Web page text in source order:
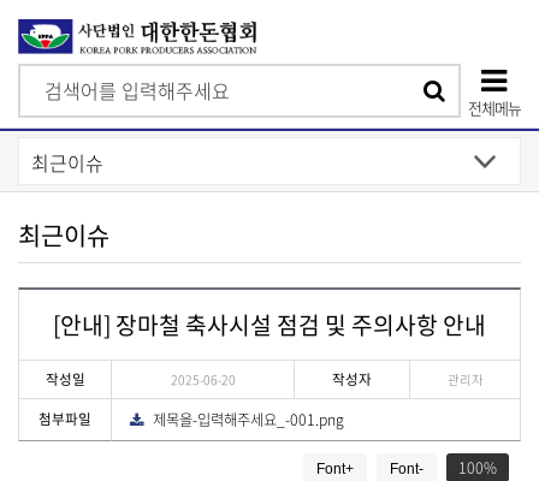
색
전체메뉴
상
단
모
바
일
뉴
최근이슈
[안내] 장마철 축사시설 점검 및 주의사항 안내
작성일 2025-06-20 작성자 관리자
첨부파일
다제목을-입력해주세요_-001.png
100
Font+ Font-